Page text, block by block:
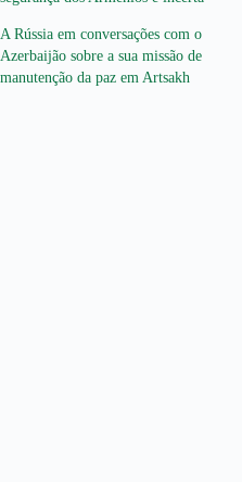
A Rússia em conversações com o
Azerbaijão sobre a sua missão de
manutenção da paz em Artsakh